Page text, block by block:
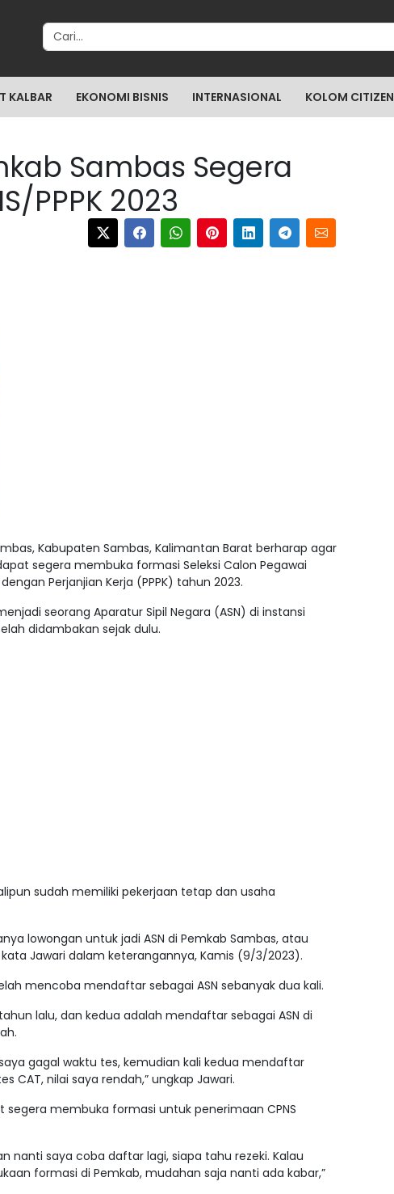
Search for:
KALBAR EKONOMI BISNIS INTERNASIONAL KOLOM CITIZEN
Sambas Segera
PPPK 2023
Kabupaten Sambas, Kalimantan Barat berharap agar
segera membuka formasi Seleksi Calon Pegawai
Perjanjian Kerja (PPPK) tahun 2023.
seorang Aparatur Sipil Negara (ASN) di instansi
didambakan sejak dulu.
sudah memiliki pekerjaan tetap dan usaha
lowongan untuk jadi ASN di Pemkab Sambas, atau
Jawari dalam keterangannya, Kamis (9/3/2023).
mencoba mendaftar sebagai ASN sebanyak dua kali.
lalu, dan kedua adalah mendaftar sebagai ASN di
gagal waktu tes, kemudian kali kedua mendaftar
CAT, nilai saya rendah,” ungkap Jawari.
membuka formasi untuk penerimaan CPNS
nanti saya coba daftar lagi, siapa tahu rezeki. Kalau
formasi di Pemkab, mudahan saja nanti ada kabar,”